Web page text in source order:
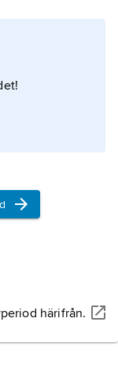
hjälp av
härifrån.